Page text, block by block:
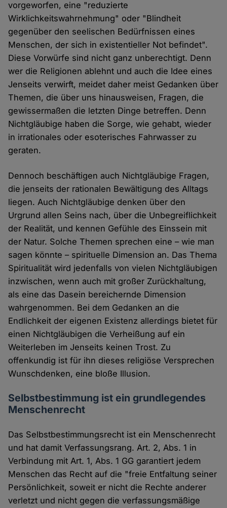
vorgeworfen, eine "reduzierte
Wirklichkeitswahrnehmung" oder "Blindheit
gegenüber den seelischen Bedürfnissen eines
Menschen, der sich in existentieller Not befindet".
Diese Vorwürfe sind nicht ganz unberechtigt. Denn
wer die Religionen ablehnt und auch die Idee eines
Jenseits verwirft, meidet daher meist Gedanken über
Themen, die über uns hinausweisen, Fragen, die
gewissermaßen die letzten Dinge betreffen. Denn
Nichtgläubige haben die Sorge, wie gehabt, wieder
in irrationales oder esoterisches Fahrwasser zu
geraten.
Dennoch beschäftigen auch Nichtgläubige Fragen,
die jenseits der rationalen Bewältigung des Alltags
liegen. Auch Nichtgläubige denken über den
Urgrund allen Seins nach, über die Unbegreiflichkeit
der Realität, und kennen Gefühle des Einssein mit
der Natur. Solche Themen sprechen eine – wie man
sagen könnte – spirituelle Dimension an. Das Thema
Spiritualität wird jedenfalls von vielen Nichtgläubigen
inzwischen, wenn auch mit großer Zurückhaltung,
als eine das Dasein bereichernde Dimension
wahrgenommen. Bei dem Gedanken an die
Endlichkeit der eigenen Existenz allerdings bietet für
einen Nichtgläubigen die Verheißung auf ein
Weiterleben im Jenseits keinen Trost. Zu
offenkundig ist für ihn dieses religiöse Versprechen
Wunschdenken, eine bloße Illusion.
Selbstbestimmung ist ein grundlegendes
Menschenrecht
Das Selbstbestimmungsrecht ist ein Menschenrecht
und hat damit Verfassungsrang. Art. 2, Abs. 1 in
Verbindung mit Art. 1, Abs. 1 GG garantiert jedem
Menschen das Recht auf die "freie Entfaltung seiner
Persönlichkeit, soweit er nicht die Rechte anderer
verletzt und nicht gegen die verfassungsmäßige